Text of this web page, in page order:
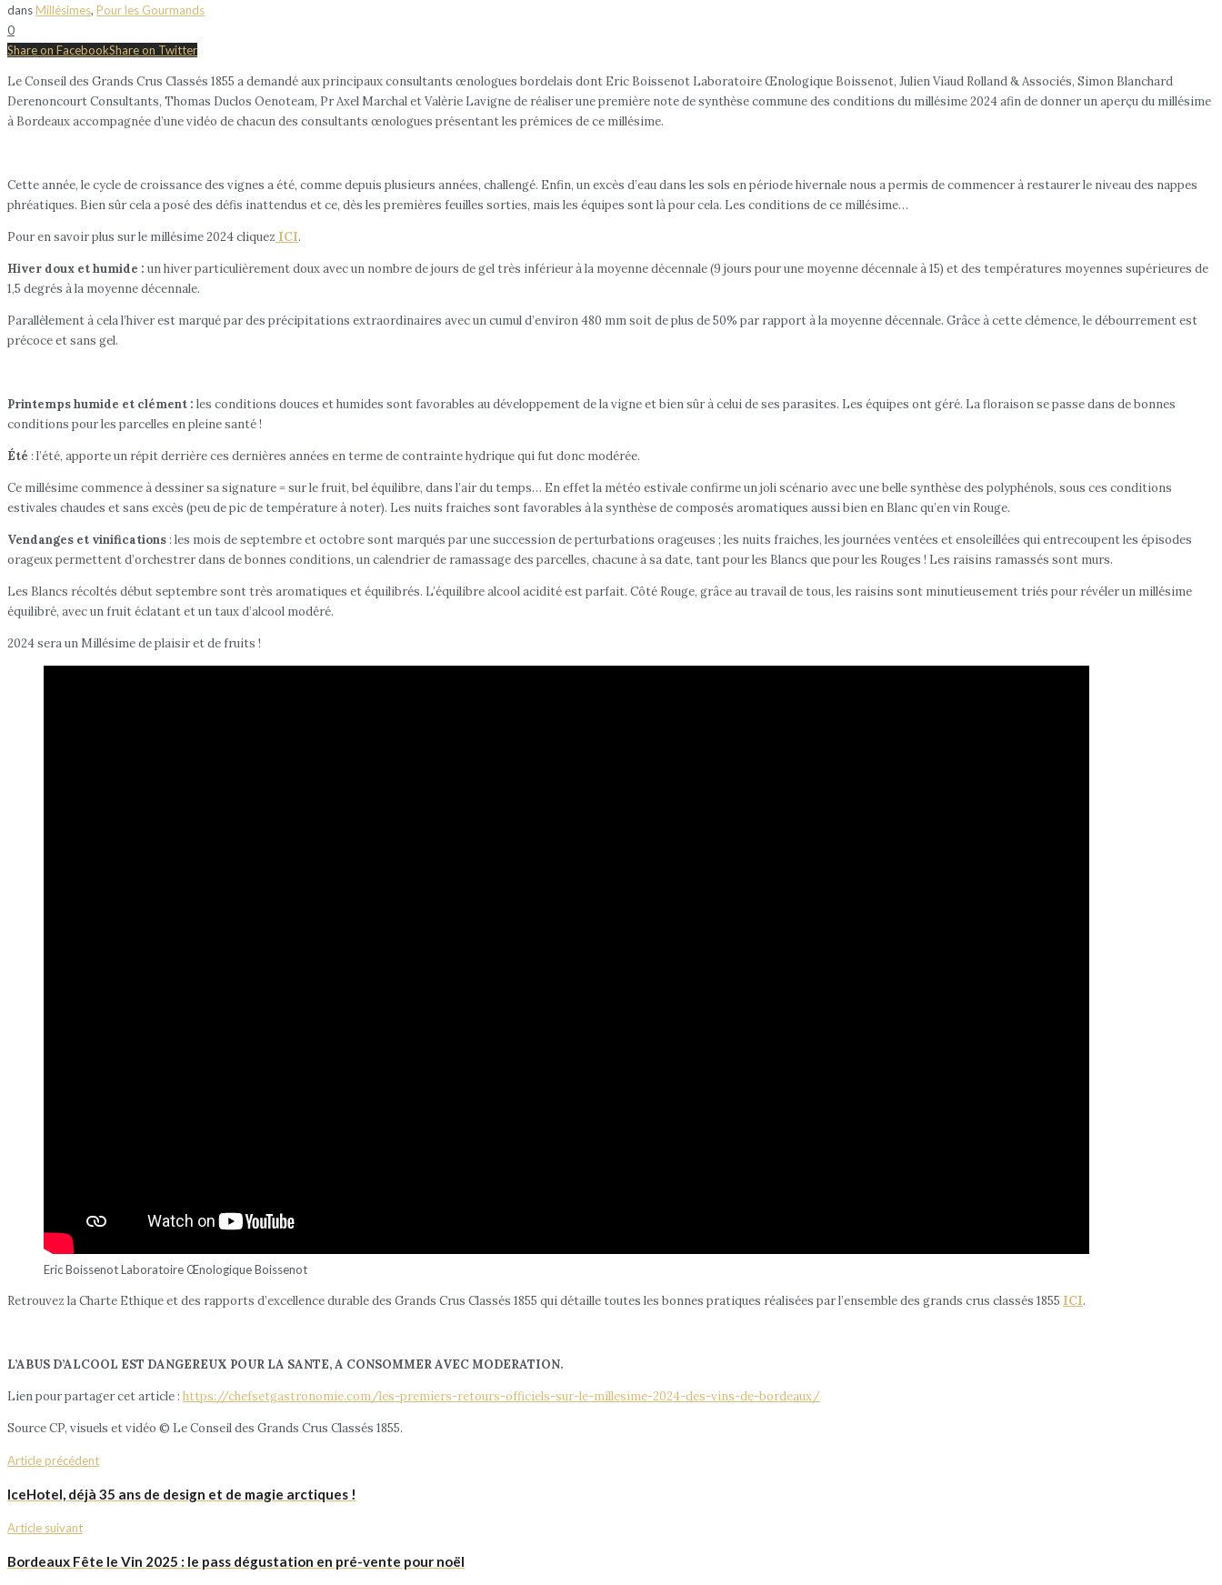
dansMillésimes, Pour les Gourmands
0
Share on FacebookShare on Twitter
Le Conseil des Grands Crus Classés 1855 a demandé aux principaux consultants œnologues bordelais dont Eric Boissenot Laboratoire Œnologique Boissenot, Julien Viaud Rolland & Associés, Simon Blanchard
Derenoncourt Consultants, Thomas Duclos Oenoteam, Pr Axel Marchal et Valèrie Lavigne de réaliser une première note de synthèse commune des conditions du millésime 2024 afin de donner un aperçu du millésime
à Bordeaux accompagnée d’une vidéo de chacun des consultants œnologues présentant les prémices de ce millésime.
Cette année, le cycle de croissance des vignes a été, comme depuis plusieurs années, challengé. Enfin, un excès d’eau dans les sols en période hivernale nous a permis de commencer à restaurer le niveau des nappes
phréatiques. Bien sûr cela a posé des défis inattendus et ce, dès les premières feuilles sorties, mais les équipes sont là pour cela. Les conditions de ce millésime…
Pour en savoir plus sur le millésime 2024 cliquez ICI.
Hiver doux et humide : un hiver particulièrement doux avec un nombre de jours de gel très inférieur à la moyenne décennale (9 jours pour une moyenne décennale à 15) et des températures moyennes supérieures de
1,5 degrés à la moyenne décennale.
Parallèlement à cela l’hiver est marqué par des précipitations extraordinaires avec un cumul d’environ 480 mm soit de plus de 50% par rapport à la moyenne décennale. Grâce à cette clémence, le débourrement est
précoce et sans gel.
Printemps humide et clément : les conditions douces et humides sont favorables au développement de la vigne et bien sûr à celui de ses parasites. Les équipes ont géré. La floraison se passe dans de bonnes
conditions pour les parcelles en pleine santé !
Été : l’été, apporte un répit derrière ces dernières années en terme de contrainte hydrique qui fut donc modérée.
Ce millésime commence à dessiner sa signature = sur le fruit, bel équilibre, dans l’air du temps… En effet la météo estivale confirme un joli scénario avec une belle synthèse des polyphénols, sous ces conditions
estivales chaudes et sans excès (peu de pic de température à noter). Les nuits fraiches sont favorables à la synthèse de composés aromatiques aussi bien en Blanc qu’en vin Rouge.
Vendanges et vinifications : les mois de septembre et octobre sont marqués par une succession de perturbations orageuses ; les nuits fraiches, les journées ventées et ensoleillées qui entrecoupent les épisodes
orageux permettent d’orchestrer dans de bonnes conditions, un calendrier de ramassage des parcelles, chacune à sa date, tant pour les Blancs que pour les Rouges ! Les raisins ramassés sont murs.
Les Blancs récoltés début septembre sont très aromatiques et équilibrés. L’équilibre alcool acidité est parfait. Côté Rouge, grâce au travail de tous, les raisins sont minutieusement triés pour révéler un millésime
équilibré, avec un fruit éclatant et un taux d’alcool modéré.
2024 sera un Millésime de plaisir et de fruits !
Eric Boissenot Laboratoire Œnologique Boissenot
Retrouvez la Charte Ethique et des rapports d’excellence durable des Grands Crus Classés 1855 qui détaille toutes les bonnes pratiques réalisées par l’ensemble des grands crus classés 1855 ICI.
L’ABUS D’ALCOOL EST DANGEREUX POUR LA SANTE, A CONSOMMER AVEC MODERATION.
Lien pour partager cet article : https://chefsetgastronomie.com/les-premiers-retours-officiels-sur-le-millesime-2024-des-vins-de-bordeaux/
Source CP, visuels et vidéo © Le Conseil des Grands Crus Classés 1855.
Article précédent
IceHotel, déjà 35 ans de design et de magie arctiques !
Article suivant
Bordeaux Fête le Vin 2025 : le pass dégustation en pré-vente pour noël